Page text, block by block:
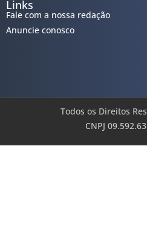
Links
Fale com a nossa redação
Anuncie conosco
Todos os Direitos
CNPJ